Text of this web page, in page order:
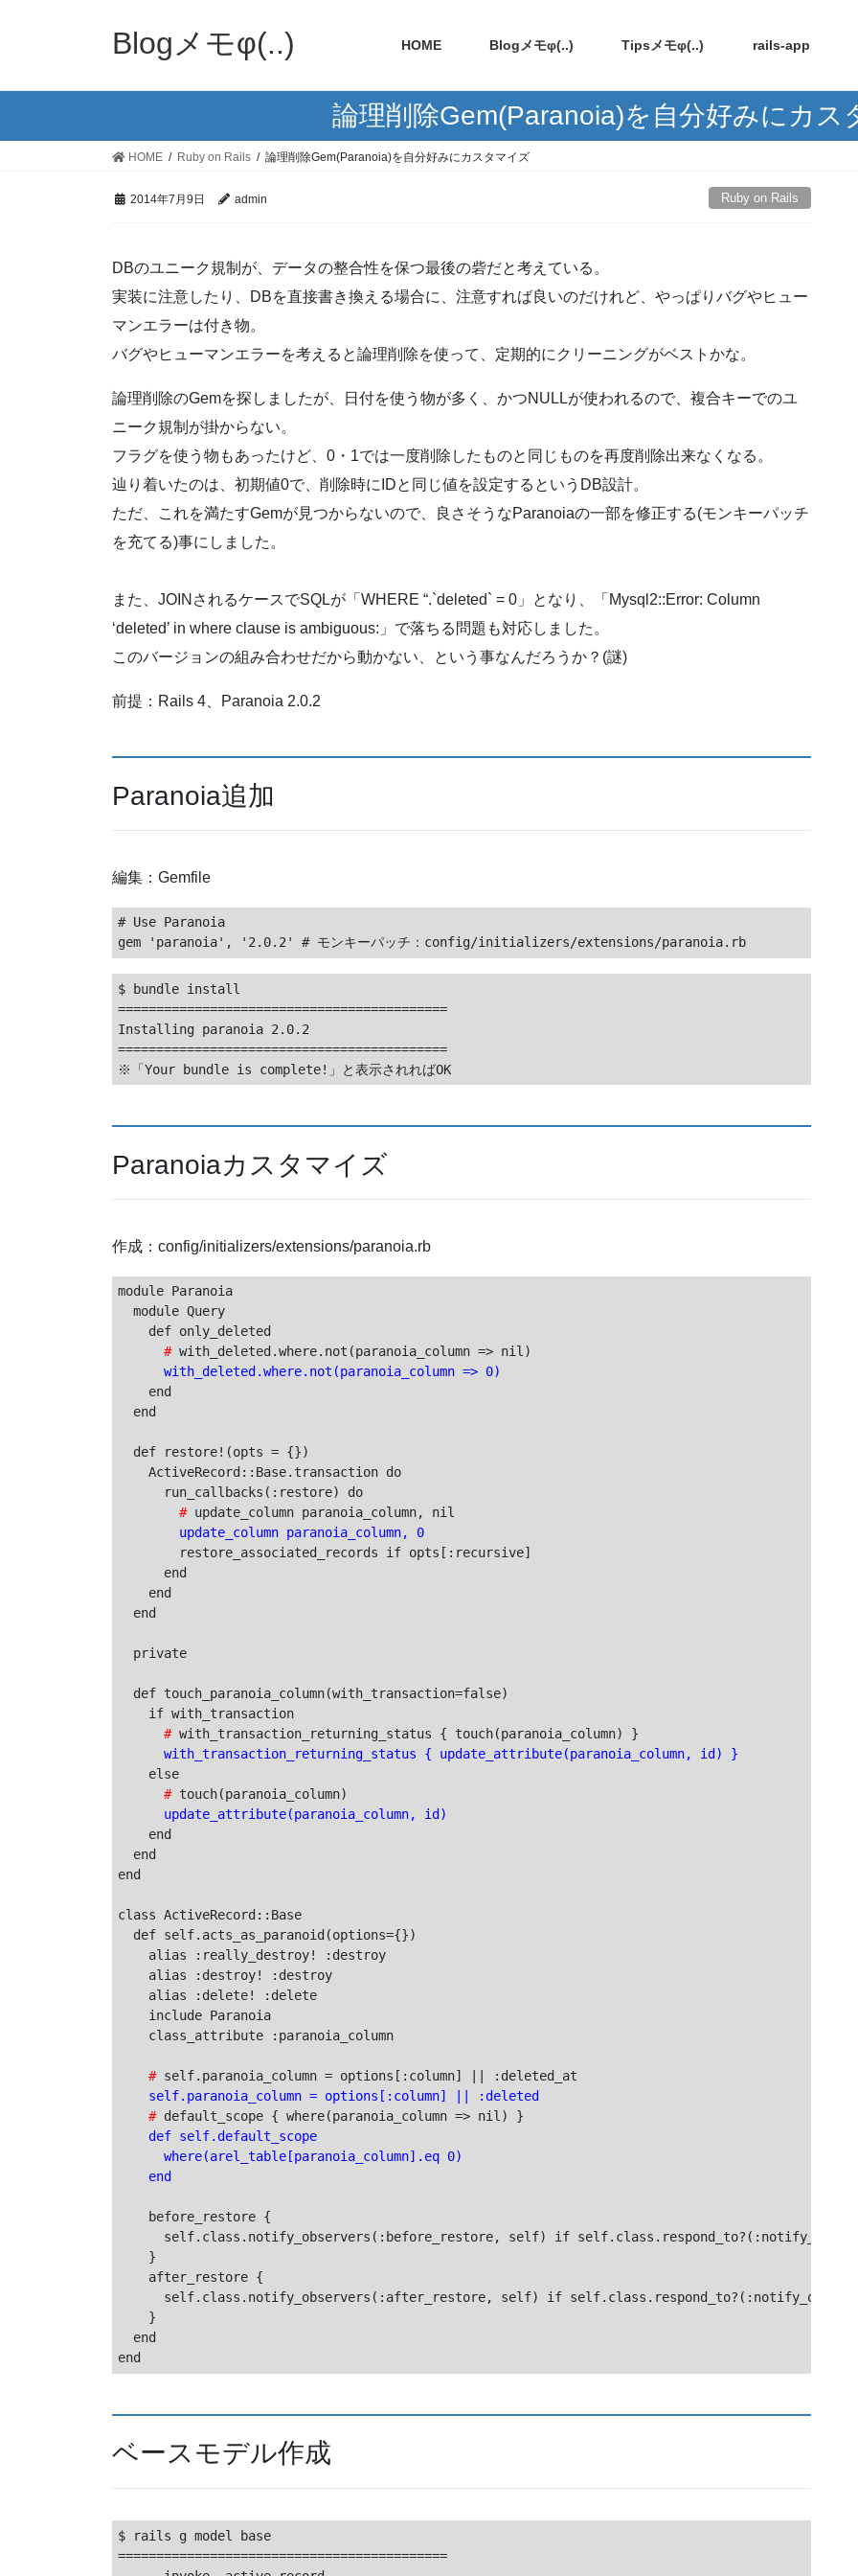
Blogメモφ(..) HOME Blogメモφ(..) Tipsメモφ(..) rails-app
論理削除Gem(Paranoia)を自分好みにカス
HOME Ruby on Rails 論理削除Gem(Paranoia)を自分好みにカスタマイズ
2014年7月9日 admin Ruby on Rails
DBのユニーク規制が、データの整合性を保つ最後の砦だと考えている。
実装に注意したり、DBを直接書き換える場合に、注意すれば良いのだけれど、やっぱりバグやヒュー
マンエラーは付き物。
バグやヒューマンエラーを考えると論理削除を使って、定期的にクリーニングがベストかな。
論理削除のGemを探しましたが、日付を使う物が多く、かつNULLが使われるので、複合キーでのユ
ニーク規制が掛からない。
フラグを使う物もあったけど、0・1では一度削除したものと同じものを再度削除出来なくなる。
辿り着いたのは、初期値0で、削除時にIDと同じ値を設定するというDB設計。
ただ、これを満たすGemが見つからないので、良さそうなParanoiaの一部を修正する(モンキーパッチ
を充てる)事にしました。
また、JOINされるケースでSQLが「WHERE “.`deleted` = 0」となり、「Mysql2::Error: Column
‘deleted’ in where clause is ambiguous:」で落ちる問題も対応しました。
このバージョンの組み合わせだから動かない、という事なんだろうか？(謎)
前提：Rails 4、Paranoia 2.0.2
Paranoia追加
編集：Gemfile
# Use Paranoia
gem 'paranoia', '2.0.2' # モンキーパッチ：config/initializers/extensions/paranoia.rb
$ bundle install
===========================================
Installing paranoia 2.0.2
===========================================
※「Your bundle is complete!」と表示されればOK
Paranoiaカスタマイズ
作成：config/initializers/extensions/paranoia.rb
module Paranoia
  module Query
      #
      with_deleted.where.not(paranoia_column => 0)
    end
  end
  def restore!(opts = {})
    ActiveRecord::Base.transaction do
      run_callbacks(:restore) do
        #
        update_column paranoia_column, 0
        restore_associated_records if opts[:recursive]
      end
    end
  end
  private
  def touch_paranoia_column(with_transaction=false)
    if with_transaction
      #
      with_transaction_returning_status { update_attribute(paranoia_column, id) }
    else
      #
      update_attribute(paranoia_column, id)
    end
  end
end
class ActiveRecord::Base
  def self.acts_as_paranoid(options={})
    alias :really_destroy! :destroy
    alias :destroy! :destroy
    alias :delete! :delete
    include Paranoia
    class_attribute :paranoia_column
    #
    self.paranoia_column = options[:column] || :deleted
    #
    def self.default_scope
      where(arel_table[paranoia_column].eq 0)
    end
    before_restore {
self.class.notify_observers(:before_restore, self) if
    }
    after_restore {
self.class.notify_observers(:after_restore, self) if
    }
  end
ベースモデル作成
$ rails g model base
===========================================